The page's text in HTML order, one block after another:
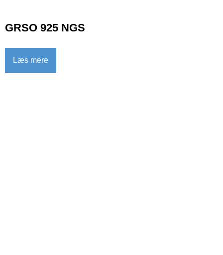
GRSO 925 NGS
Læs mere